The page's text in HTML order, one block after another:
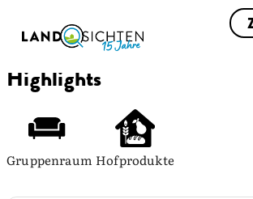
Highlights
Gruppenraum Hofprodukte